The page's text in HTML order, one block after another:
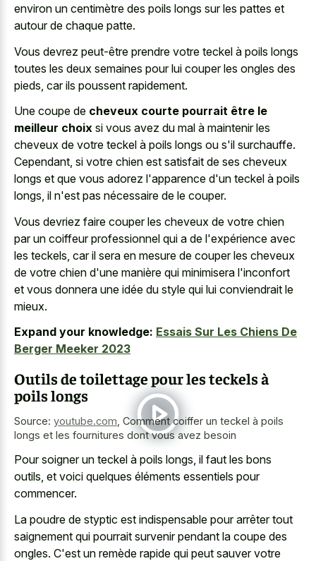
environ un centimètre des poils longs sur les pattes et
autour de chaque patte.
Vous devrez peut-être prendre votre teckel à poils longs
toutes les deux semaines pour lui couper les ongles des
pieds, car ils poussent rapidement.
Une coupe de cheveux courte pourrait être le
meilleur choix si vous avez du mal à maintenir les
cheveux de votre teckel à poils longs ou s'il surchauffe.
Cependant, si votre chien est satisfait de ses cheveux
longs et que vous adorez l'apparence d'un teckel à poils
longs, il n'est pas nécessaire de le couper.
Vous devriez faire couper les cheveux de votre chien
par un coiffeur professionnel qui a de l'expérience avec
les teckels, car il sera en mesure de couper les cheveux
de votre chien d'une manière qui minimisera l'inconfort
et vous donnera une idée du style qui lui conviendrait le
mieux.
Expand your knowledge: Essais Sur Les Chiens De
Berger Meeker 2023
Outils de toilettage pour les teckels à
poils longs
Source: youtube.com Comment coiffer un teckel à poils
longs et les fournitures dont vous avez besoin
Pour soigner un teckel à poils longs, il faut les bons
outils, et voici quelques éléments essentiels pour
commencer.
La poudre de styptic est indispensable pour arrêter tout
saignement qui pourrait survenir pendant la coupe des
ongles. C'est un remède rapide qui peut sauver votre